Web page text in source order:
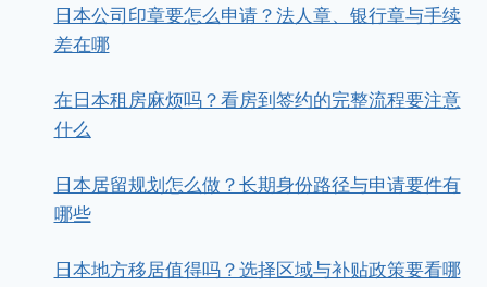
日本公司印章要怎么申请？法人章、银行章与手续
差在哪
在日本租房麻烦吗？看房到签约的完整流程要注意
什么
日本居留规划怎么做？长期身份路径与申请要件有
哪些
日本地方移居值得吗？选择区域与补贴政策要看哪